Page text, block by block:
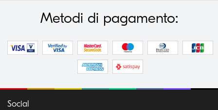
Metodi di pagamento:
Social